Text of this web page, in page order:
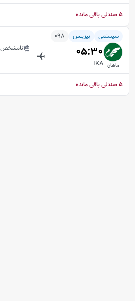
5صندلی باقی مانده
سیستمی بیزینس 098
ماهان
05:30 نامشخص
IKA
5صندلی باقی مانده